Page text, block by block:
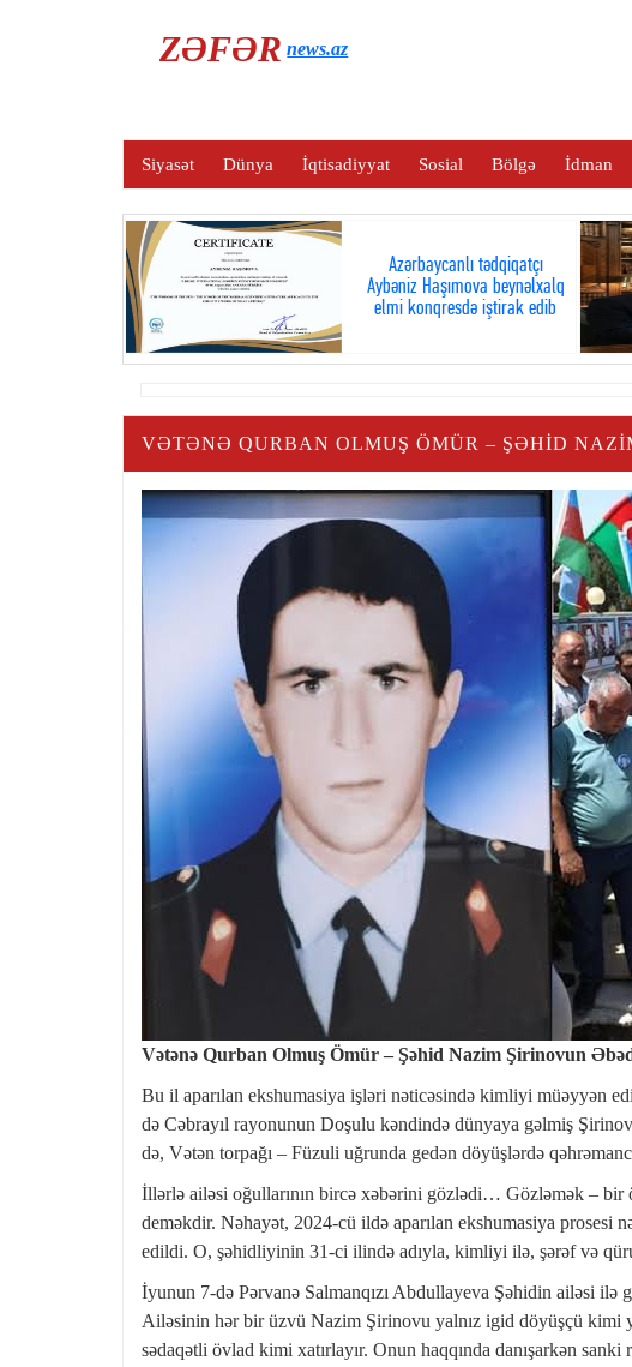
ZƏFƏRnews.az
Siyasət Dünya İqtisadiyyat Sosial Bölgə İdman
Azərbaycanlı tədqiqatçı
Aybəniz Haşımova beynəlxalq
elmi konqresdə iştirak edib
VƏTƏNƏ QURBAN OLMUŞ ÖMÜR – ŞƏHID
Vətənə Qurban Olmuş Ömür – Şəhid Nazim Şirinovun
Bu il aparılan ekshumasiya işləri nəticəsində kimliyi müəyyən
də Cəbrayıl rayonunun Doşulu kəndində dünyaya gəlmiş
də, Vətən torpağı – Füzuli uğrunda gedən döyüşlərdə
İllərlə ailəsi oğullarının bircə xəbərini gözlədi… Gözləmək – bir
deməkdir. Nəhayət, 2024-cü ildə aparılan ekshumasiya prosesi
edildi. O, şəhidliyinin 31-ci ilində adıyla, kimliyi ilə, şərəf və
İyunun 7-də Pərvanə Salmanqızı Abdullayeva Şəhidin ailəsi ilə
Ailəsinin hər bir üzvü Nazim Şirinovu yalnız igid döyüşçü kimi
sədaqətli övlad kimi xatırlayır. Onun haqqında danışarkən